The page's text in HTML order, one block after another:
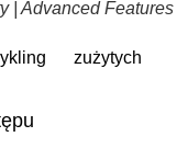
| Advanced Features
zużytych